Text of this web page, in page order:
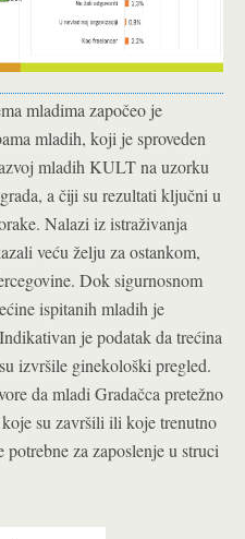
mladima započeo je
mladih, koji je sproveden
mladih KULT na uzorku
a čiji su rezultati ključni u
Nalazi iz istraživanja
veću želju za ostankom,
Dok sigurnosnom
ispitanih mladih je
je podatak da trećina
izvršile ginekološki pregled.
da mladi Gradačca pretežno
su završili ili koje trenutno
za zaposlenje u struci